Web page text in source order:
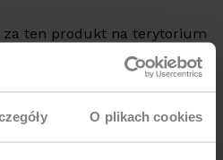
O plikach cookies
za ten produkt na terytorium
22/24, 42-202 Częstochowa,
123 772, e-mail: